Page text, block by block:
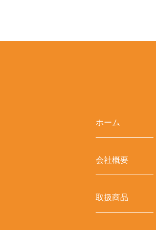
ホーム
会社概要
取扱商品